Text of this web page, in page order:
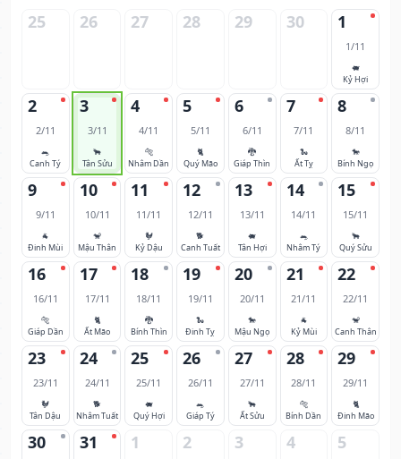
25 26 27 28 29 30 1
1/11
🐖
Kỷ Hợi
2
2/11
🐀
Canh Tý
3
3/11
🐂
Tân Sửu
4
4/11
🐅
Nhâm Dần
5
5/11
🐈
Quý Mão
6
6/11
🐉
Giáp Thìn
7
7/11
🐍
Ất Tỵ
8
8/11
🐎
Bính Ngọ
9
9/11
🐐
Đinh Mùi
10
10/11
🐒
Mậu Thân
11
11/11
🐓
Kỷ Dậu
12
12/11
🐕
Canh Tuất
13
13/11
🐖
Tân Hợi
14
14/11
🐀
Nhâm Tý
15
15/11
🐂
Quý Sửu
16
16/11
🐅
Giáp Dần
17
17/11
🐈
Ất Mão
18
18/11
🐉
Bính Thìn
19
19/11
🐍
Đinh Tỵ
20
20/11
🐎
Mậu Ngọ
21
21/11
🐐
Kỷ Mùi
22
22/11
🐒
Canh Thân
23
23/11
🐓
Tân Dậu
24
24/11
🐕
Nhâm Tuất
25
25/11
🐖
Quý Hợi
26
26/11
🐀
Giáp Tý
27
27/11
🐂
Ất Sửu
28
28/11
🐅
Bính Dần
29
29/11
🐈
Đinh Mão
30 31 1 2 3 4 5